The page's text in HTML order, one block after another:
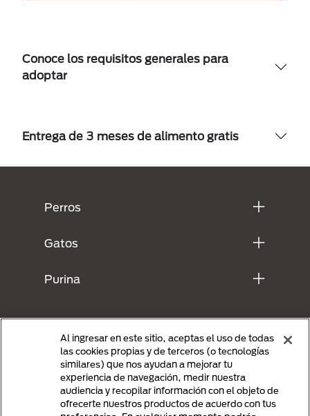
Conoce los requisitos generales para
adoptar
Entrega de 3 meses de alimento gratis
Perros
Gatos
Purina
Al ingresar en este sitio, aceptas el uso de todas
las cookies propias y de terceros (o tecnologías
similares) que nos ayudan a mejorar tu
experiencia de navegación, medir nuestra
audiencia y recopilar información con el objeto de
ofrecerte nuestros productos de acuerdo con tus